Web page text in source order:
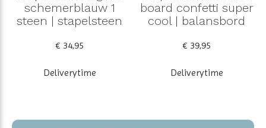
schemerblauw 1
steen | stapelsteen
€ 34,95
Deliverytime
board confetti super
cool | balansbord
€ 39,95
Deliverytime